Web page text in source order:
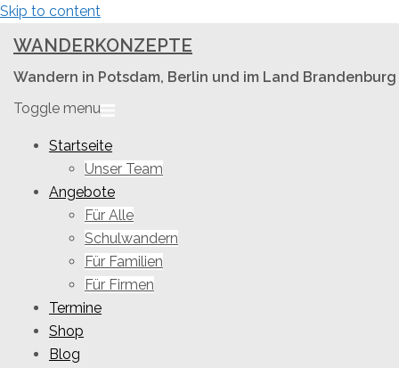
Skip to content
WANDERKONZEPTE
Wandern in Potsdam, Berlin und im Land Brandenburg
Toggle menu
Startseite
Unser Team
Angebote
Für Alle
Schulwandern
Für Familien
Für Firmen
Termine
Shop
Blog